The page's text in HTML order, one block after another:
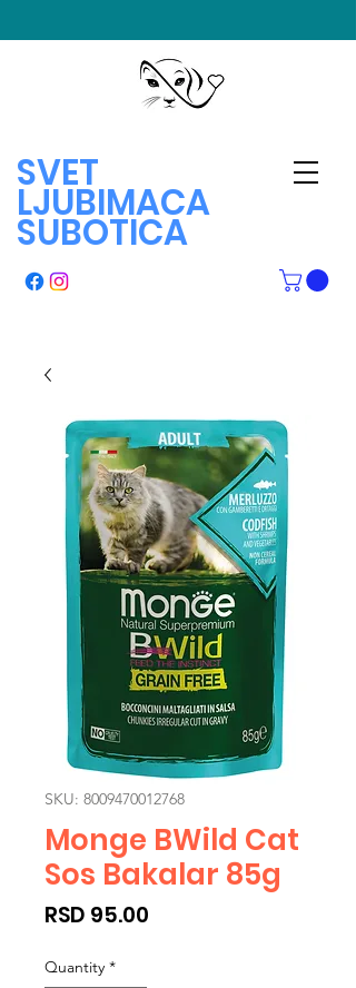
SVET
LJUBIMACA
SUBOTICA
SKU: 8009470012768
Monge BWild Cat
Sos Bakalar 85g
RSD 95.00
Quantity *